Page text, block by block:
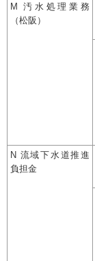
M 汚水処理業務
（松阪）
N 流域下水道推進
負担金